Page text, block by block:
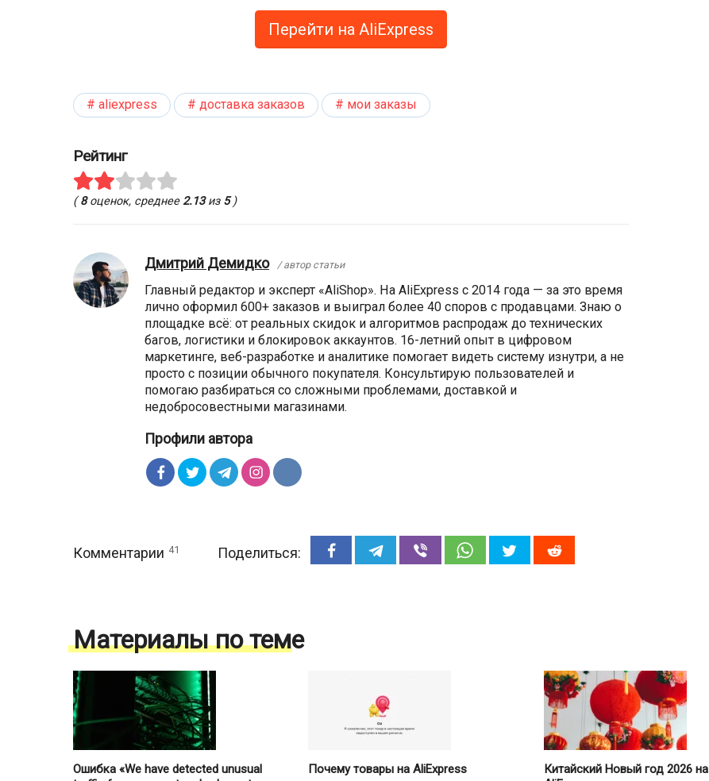
Перейти на AliExpress
aliexpress доставка заказов мои заказы
Рейтинг
(8оценок, среднее 2.13из 5)
Дмитрий Демидко / автор статьи
Главный редактор и эксперт «AliShop». На AliExpress с 2014 года — за это время
лично оформил 600+ заказов и выиграл более 40 споров с продавцами. Знаю о
площадке всё: от реальных скидок и алгоритмов распродаж до технических
багов, логистики и блокировок аккаунтов. 16-летний опыт в цифровом
маркетинге, веб-разработке и аналитике помогает видеть систему изнутри, а не
просто с позиции обычного покупателя. Консультирую пользователей и
помогаю разбираться со сложными проблемами, доставкой и
недобросовестными магазинами.
Профили автора
Комментарии 41 Поделиться:
Материалы по теме
Ошибка «We have detected unusual
Почему товары на AliExpress
Китайский Новый год 2026 на